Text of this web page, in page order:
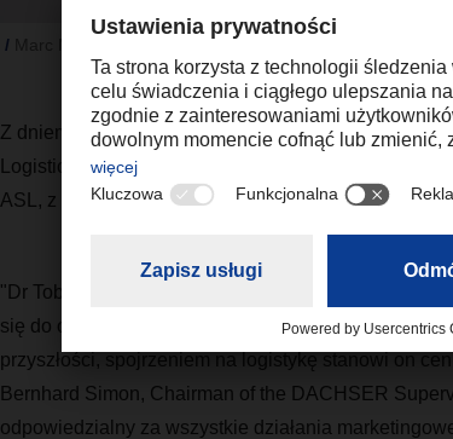
Marc Meier będzie kierował ASL EMEA od 1 stycznia 2023
Z dniem 1 stycznia 2024 r. dr Tobias Burger zastąpi
Logistics i członka zarządu. Po 20 latach kariery w
ASL, z końcem 2023 roku Podestàwycofa się z
"Dr Tobias Burger jest doświadczonym strategiem
się do objęcia funkcji w Zarządzie DACHSER. Ze
przyszłości, spojrzeniem na logistykę stanowi on
Bernhard Simon, Chairman of the DACHSER
odpowiedzialny za wszystkie działania